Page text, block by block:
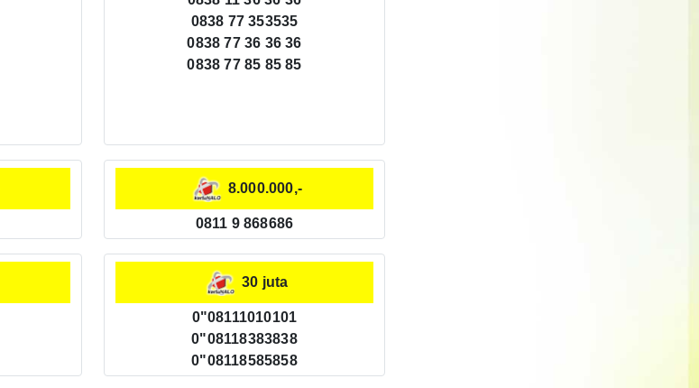
0838 77 353535
0838 77 36 36 36
0838 77 85 85 85
8.000.000,-
0811 9 868686
30 juta
0"08111010101
0"08118383838
0"08118585858